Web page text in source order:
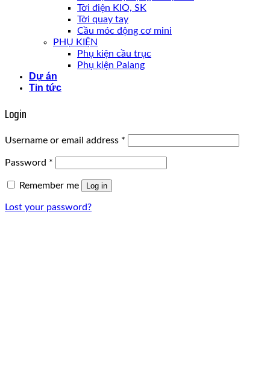
Tời điện KIO, SK
Tời quay tay
Cầu móc động cơ mini
PHỤ KIỆN
Phụ kiện cầu trục
Phụ kiện Palang
Dự án
Tin tức
Login
Username or email address *
Password *
Remember me Log in
Lost your password?